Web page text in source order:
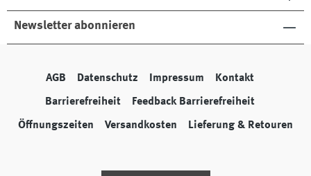
Newsletter abonnieren
AGB Datenschutz Impressum Kontakt
Barrierefreiheit Feedback Barrierefreiheit
Öffnungszeiten Versandkosten Lieferung & Retouren